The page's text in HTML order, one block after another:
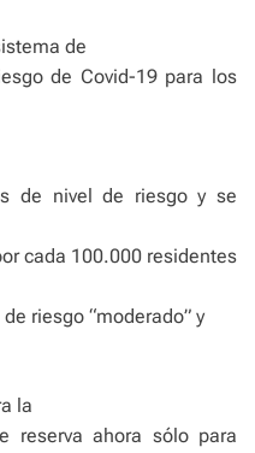
de
de Covid-19 para los
de nivel de riesgo y se
cada 100.000 residentes
riesgo “moderado” y
la
reserva ahora sólo para